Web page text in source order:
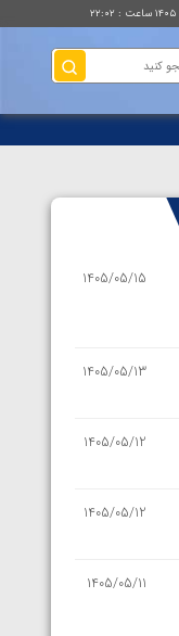
1405/05/15
1405/05/13
1405/05/12
1405/05/12
1405/05/11